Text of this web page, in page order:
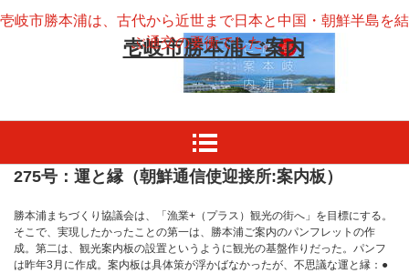
壱岐市勝本浦ご案内
壱岐市勝本浦は、古代から近世まで日本と中国・朝鮮半島を結
ぶ通交の要衝でした。
275号：運と縁（朝鮮通信使迎接所:案内板）
勝本浦まちづくり協議会は、「漁業+（プラス）観光の街へ」を目標にする。
そこで、実現したかったことの第一は、勝本浦ご案内のパンフレットの作
成。第二は、観光案内板の設置というように観光の基盤作りだった。パンフ
は昨年3月に作成。案内板は具体策が浮かばなかったが、不思議な運と縁：●